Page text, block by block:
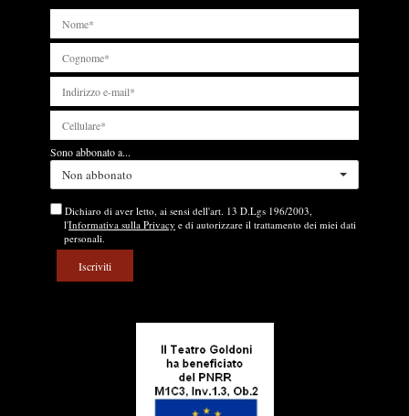
Sono abbonato a...
Non abbonato
Dichiaro di aver letto, ai sensi dell'art. 13 D.Lgs 196/2003,
l'Informativa sulla Privacy e di autorizzare il trattamento dei miei dati
personali.